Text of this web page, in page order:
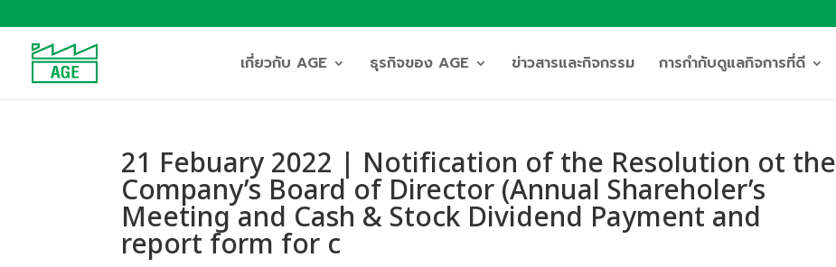
เกี่ยวกับ AGE ธุรกิจของ AGE ข่าวสารและกิจกรรม การกำกับดูแลกิจการที่ดี
21 Febuary 2022 | Notification of the Resolution ot the
Company’s Board of Director (Annual Shareholer’s
Meeting and Cash & Stock Dividend Payment and
report form for c